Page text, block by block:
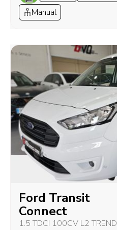
Manual
Ford Transit
Connect
1.5 TDCI 100CV L2 TREND